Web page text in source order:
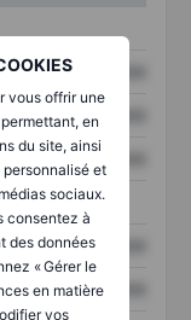
vous offrir une
en
du site, ainsi
et
sociaux.
consentez à
des données
« Gérer le
en matière
vos
XXXXXXX
XXXXXXX
XXXXXXX
XXXXXXX
XXXXXXX